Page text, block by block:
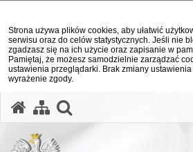
Strona używa plików cookies, aby ułatwić
serwisu oraz do celów statystycznych. Jeśli nie
zgadzasz się na ich użycie oraz zapisanie w
Pamiętaj, że możesz samodzielnie zarządzać
ustawienia przeglądarki. Brak zmiany
wyrażenie zgody.